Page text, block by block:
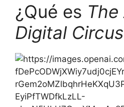
¿Qué es
Digital Circus